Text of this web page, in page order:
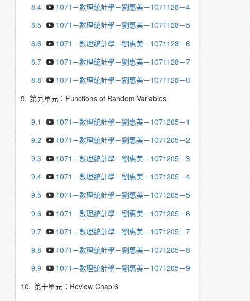
8.4
1071－數理統計學－劉惠美－1071128－4
8.5
1071－數理統計學－劉惠美－1071128－5
8.6
1071－數理統計學－劉惠美－1071128－6
8.7
1071－數理統計學－劉惠美－1071128－7
8.8
1071－數理統計學－劉惠美－1071128－8
9. 第九單元：Functions of Random Variables
9.1
1071－數理統計學－劉惠美－1071205－1
9.2
1071－數理統計學－劉惠美－1071205－2
9.3
1071－數理統計學－劉惠美－1071205－3
9.4
1071－數理統計學－劉惠美－1071205－4
9.5
1071－數理統計學－劉惠美－1071205－5
9.6
1071－數理統計學－劉惠美－1071205－6
9.7
1071－數理統計學－劉惠美－1071205－7
9.8
1071－數理統計學－劉惠美－1071205－8
9.9
1071－數理統計學－劉惠美－1071205－9
10. 第十單元：Review Chap 6